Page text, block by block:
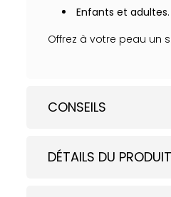
Enfants et adultes.
Offrez à votre peau un
CONSEILS
DÉTAILS DU PRODUIT